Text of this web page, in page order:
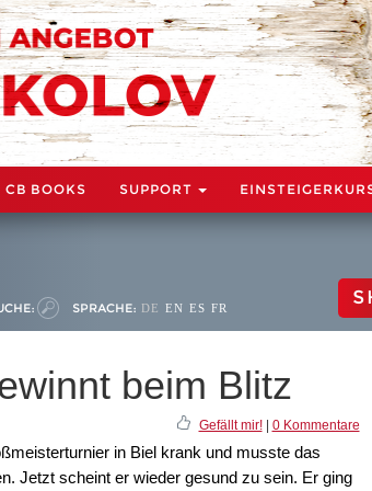
CB BOOKS SUPPORT
SPRACHE: DE EN ES FR
beim Blitz
Gefällt mir!| 0 Kommentare
in Biel krank und musste das
Jetzt scheint er wieder gesund zu sein. Er ging